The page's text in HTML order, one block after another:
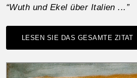
“Wuth und Ekel über Italien ...”
LESEN SIE DAS GESAMTE ZITAT